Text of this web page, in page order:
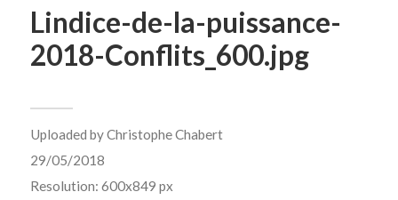
Lindice-de-la-puissance-
2018-Conflits_600.jpg
Uploaded byChristophe Chabert
29/05/2018
Resolution: 600x849 px